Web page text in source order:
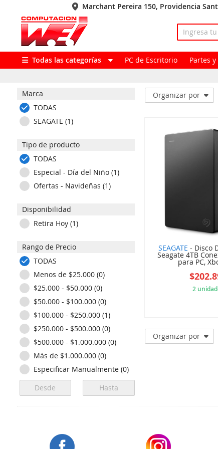
Marchant Pereira 150, Providencia
Todas las categorías PC de Escritorio Partes
Marca
TODAS
SEAGATE (1)
Tipo de producto
TODAS
Especial - Día del Niño (1)
Ofertas - Navideñas (1)
Disponibilidad
Retira Hoy (1)
Rango de Precio
TODAS
Menos de $25.000 (0)
$25.000 - $50.000 (0)
$50.000 - $100.000 (0)
$100.000 - $250.000 (1)
$250.000 - $500.000 (0)
$500.000 - $1.000.000 (0)
Más de $1.000.000 (0)
Especificar Manualmente (0)
Organizar por
SEAGATE - Disco
Seagate 4TB
para PC,
2
Organizar por